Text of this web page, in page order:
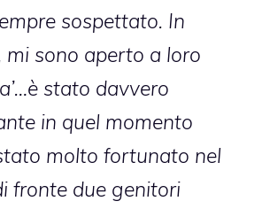
sospettato. In
mi sono aperto a loro
stato davvero
in quel momento
molto fortunato nel
fronte due genitori